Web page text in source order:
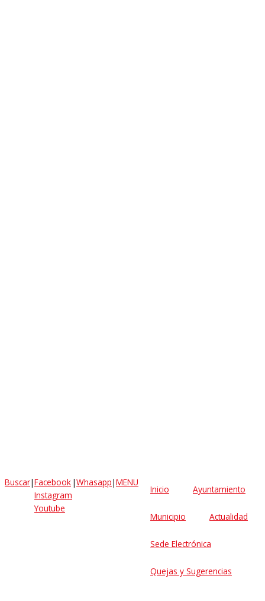
Buscar|Facebook
Instagram
Youtube
|Whasapp|MENU
Inicio Ayuntamiento
Municipio Actualidad
Sede Electrónica
Quejas y Sugerencias